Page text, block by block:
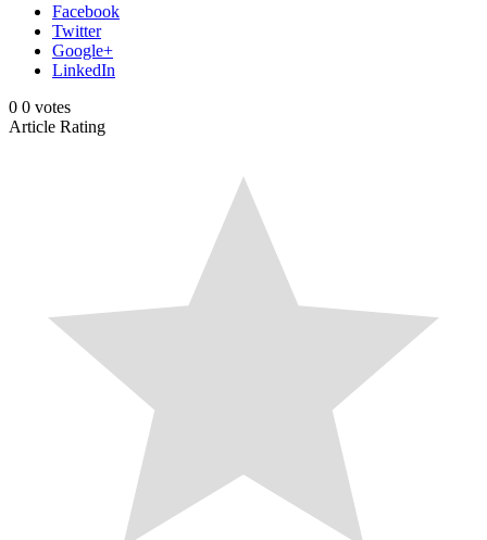
Facebook
Twitter
Google+
LinkedIn
0 0 votes
Article Rating